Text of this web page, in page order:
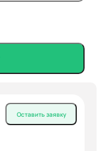
Оставить заявку